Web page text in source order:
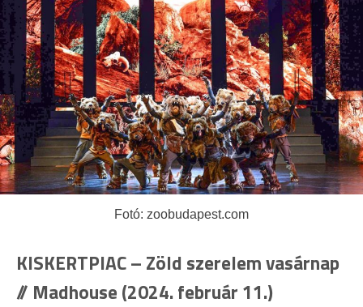
Fotó: zoobudapest.com
KISKERTPIAC – Zöld szerelem vasárnap
// Madhouse (2024. február 11.)